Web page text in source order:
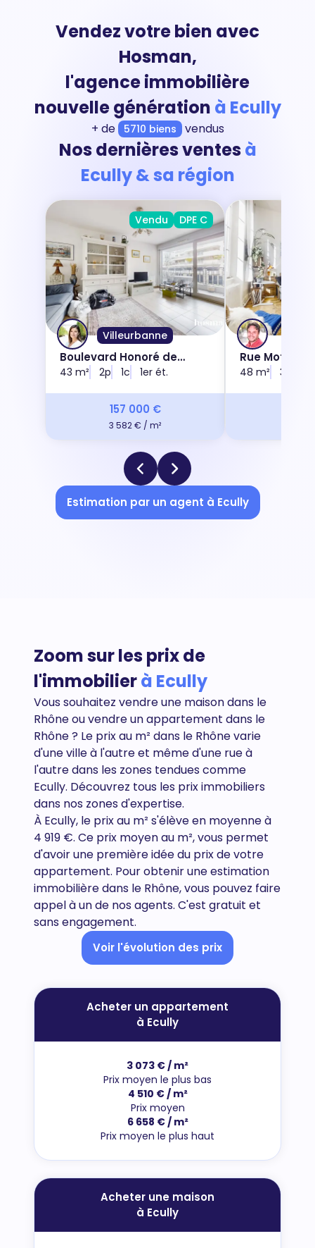
Vendez votre bien avec
Hosman,
l'agence immobilière
nouvelle génération à Ecully
+ de 5710 biens vendus
Nos dernières ventesà
Ecully & sa région
Villeurbanne
Vendu DPE C
Boulevard Honoré de
Balzac, 69100
43 m² 2p 1c 1er ét.
157 000 €
3 582 € / m²
Rue Mottet
69001
48 m² 3p
Estimation par un agent à Ecully
Zoom sur les prix de
l'immobilierà Ecully
Vous souhaitez vendre une maison dans le
Rhône ou vendre un appartement dans le
Rhône? Le prix au m² dans le Rhône varie
d'une ville à l'autre et même d'une rue à
l'autre dans les zones tendues comme
Ecully. Découvrez tous les prix immobiliers
dans nos zones d'expertise.
À Ecully, le prix au m² s'élève en moyenne à
4 919 €. Ce prix moyen au m², vous permet
d'avoir une première idée du prix de votre
appartement. Pour obtenir une estimation
immobilière dans le Rhône, vous pouvez faire
appel à un de nos agents. C'est gratuit et
sans engagement.
Voir l'évolution des prix
Acheter un appartement
à Ecully
3 073 € / m²
Prix moyen le plus bas
4 510 € / m²
Prix moyen
6 658 € / m²
Prix moyen le plus haut
Acheter une maison
à Ecully